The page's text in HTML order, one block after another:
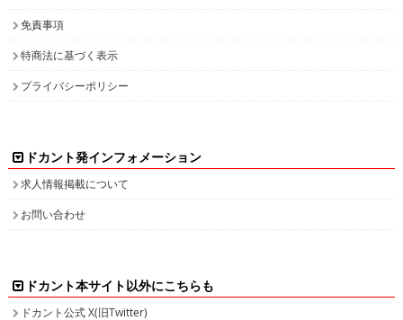
免責事項
特商法に基づく表示
プライバシーポリシー
ドカント発インフォメーション
求人情報掲載について
お問い合わせ
ドカント本サイト以外にこちらも
ドカント公式 X(旧Twitter)